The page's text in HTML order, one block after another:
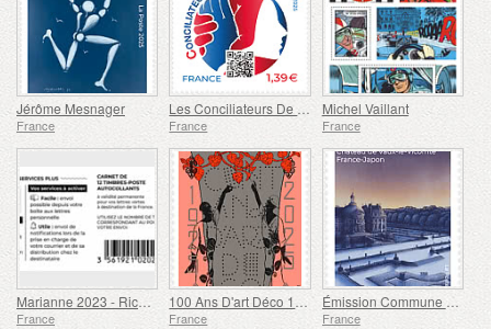
Jérôme Mesnager
France
Les Conciliateurs De Justice
France
Michel Vaillant
France
Marianne 2023 - Riches Heures
France
100 Ans D'art Déco 1925-2025
France
Émission Commune de Timbres France-Japon
France